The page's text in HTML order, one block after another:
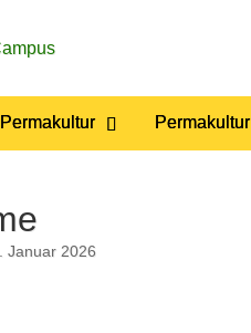
Permakultur
Januar 2026